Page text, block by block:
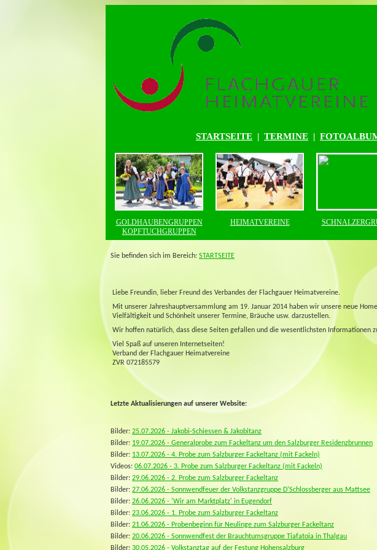
STARTSEITE | TERMINE |
GOLDHAUBENGRUPPEN
KOPFTUCHGRUPPEN
HEIMATVEREINE
Sie befinden sich im Bereich: STARTSEITE
Liebe Freundin, lieber Freund des Verbandes der Flachgauer Heimatvereine.
Mit unserer Jahreshauptversammlung am 19. Januar 2014 haben wir unsere neue
Vielfältigkeit und Schönheit unserer Termine, Bräuche usw. darzustellen.
Wir hoffen natürlich, dass diese Seiten gefallen und die wesentlichsten Informationen
Viel Spaß auf unseren Internetseiten!
Verband der Flachgauer Heimatvereine
ZVR 072185579
Letzte Aktualisierungen auf unserer Website:
Bilder: 25.07.2026 - Jakobi-Schiessen & Jakobitanz
Bilder: 19.07.2026 - Generalprobe zum Fackeltanz um den Salzburger Residenzbrunnen
Bilder: 13.07.2026 - 4. Probe zum Salzburger Fackeltanz (mit Fackeln)
Videos: 06.07.2026 - 3. Probe zum Salzburger Fackeltanz (mit Fackeln)
Bilder: 29.06.2026 - 2. Probe zum Salzburger Fackeltanz
Bilder: 27.06.2026 - Sonnwendfeuer der Volkstanzgruppe D'Schlossberger aus Mattsee
Bilder: 26.06.2026 - 'Wir am Marktplatz' in Eugendorf
Bilder: 23.06.2026 - 1. Probe zum Salzburger Fackeltanz
Bilder: 21.06.2026 - Probenbeginn für Neulinge zum Salzburger Fackeltanz
Bilder: 20.06.2026 - Sonnwendfest der Brauchtumsgruppe Tiafatoia in Thalgau
Bilder: 30.05.2026 - Volkstanztag auf der Festung Hohensalzburg